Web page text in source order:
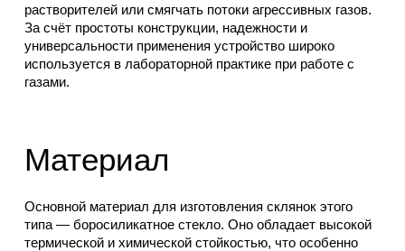
растворителей или смягчать потоки агрессивных газов.
За счёт простоты конструкции, надежности и
универсальности применения устройство широко
используется в лабораторной практике при работе с
газами.
Материал
Основной материал для изготовления склянок этого
типа — боросиликатное стекло. Оно обладает высокой
термической и химической стойкостью, что особенно